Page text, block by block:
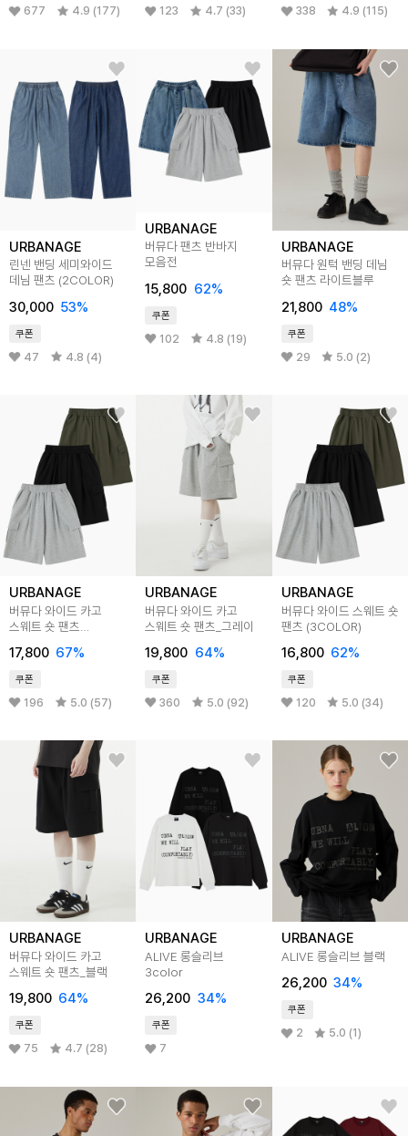
677 4.9 (177) 123 4.7 (33) 338 4.9 (115)
URBANAGE
린넨 밴딩 세미와이드
데님 팬츠 (2COLOR)
30,000 53%
쿠폰
47 4.8 (4)
URBANAGE
버뮤다 팬츠 반바지
모음전
15,800 62%
쿠폰
102 4.8 (19)
URBANAGE
버뮤다 원턱 밴딩 데님
숏 팬츠 라이트블루
21,800 48%
쿠폰
29 5.0 (2)
URBANAGE
버뮤다 와이드 카고
스웨트 숏 팬츠
17,800 67%
쿠폰
196 5.0 (57)
URBANAGE
버뮤다 와이드 카고
스웨트 숏 팬츠_그레이
19,800 64%
쿠폰
360 5.0 (92)
URBANAGE
버뮤다 와이드 스웨트 숏
팬츠 (3COLOR)
16,800 62%
쿠폰
120 5.0 (34)
URBANAGE
버뮤다 와이드 카고
스웨트 숏 팬츠_블랙
19,800 64%
쿠폰
75 4.7 (28)
URBANAGE
ALIVE 롱슬리브
3color
26,200 34%
쿠폰
7
URBANAGE
ALIVE 롱슬리브 블랙
26,200 34%
쿠폰
2 5.0 (1)